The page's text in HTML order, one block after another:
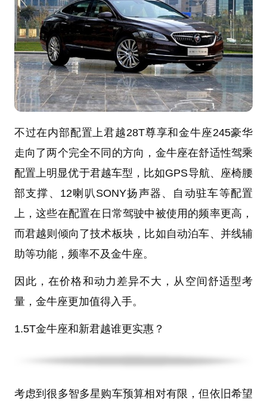
不过在内部配置上君越28T尊享和金牛座245豪华
走向了两个完全不同的方向，金牛座在舒适性驾乘
配置上明显优于君越车型，比如GPS导航、座椅腰
部支撑、12喇叭SONY扬声器、自动驻车等配置
上，这些在配置在 日常驾驶中被使用的频率更高 ，
而君越则倾向了技术板块，比如自动泊车、并线辅
助等功能，频率不及金牛座。
因此，在价格和动力差异不大，从空间舒适型考
量，金牛座更加值得入手。
1.5T金牛座和新君越谁更实惠？
考虑到很多智多星购车预算相对有限 ，但依旧希望